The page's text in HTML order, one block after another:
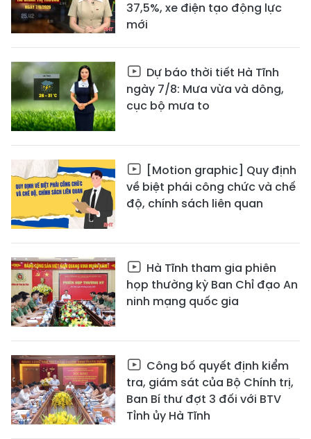
37,5%, xe điện tạo động lực
mới
Dự báo thời tiết Hà Tĩnh
ngày 7/8: Mưa vừa và dông,
cục bộ mưa to
[Motion graphic] Quy định
về biệt phái công chức và chế
độ, chính sách liên quan
Hà Tĩnh tham gia phiên
họp thường kỳ Ban Chỉ đạo An
ninh mạng quốc gia
Công bố quyết định kiểm
tra, giám sát của Bộ Chính trị,
Ban Bí thư đợt 3 đối với BTV
Tỉnh ủy Hà Tĩnh